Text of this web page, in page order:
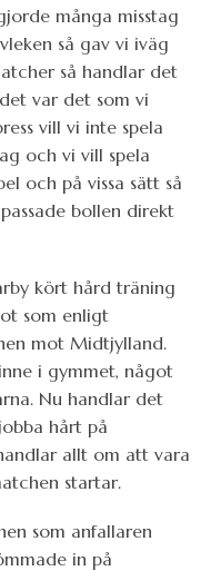
många misstag
så gav vi iväg
så handlar det
var det som vi
vill vi inte spela
och vi vill spela
och på vissa sätt så
bollen direkt
kört hård träning
som enligt
mot Midtjylland.
i gymmet, något
Nu handlar det
hårt på
allt om att vara
startar.
som anfallaren
in på